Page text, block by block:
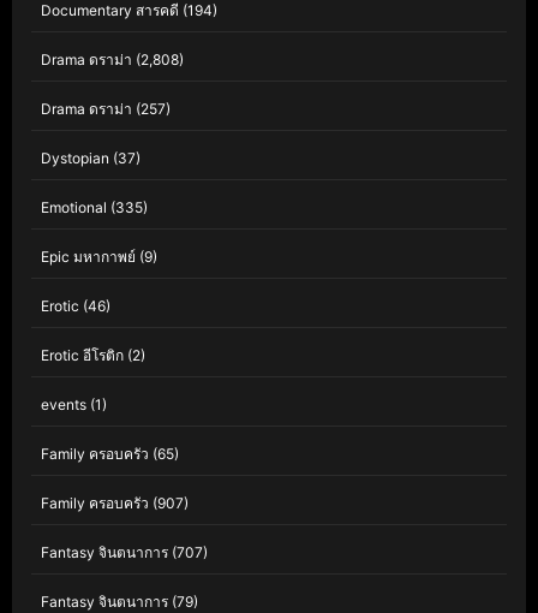
Documentary สารคดี (194)
Drama ดราม่า (2,808)
Drama ดราม่า (257)
Dystopian (37)
Emotional (335)
Epic มหากาพย์ (9)
Erotic (46)
Erotic อีโรติก (2)
events (1)
Family ครอบครัว (65)
Family ครอบครัว (907)
Fantasy จินตนาการ (707)
Fantasy จินตนาการ (79)